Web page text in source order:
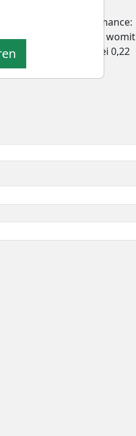
hat damit den
10,9% (Outperformance:
Preis bei 0,29 EUR, womit
am 26.06.2026 bei 0,22